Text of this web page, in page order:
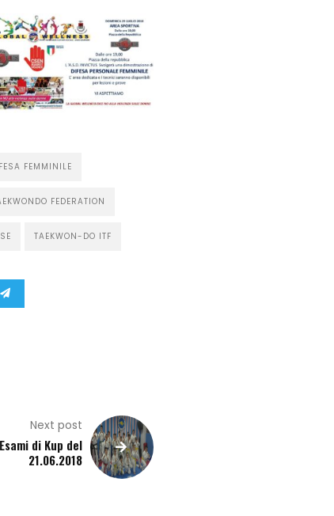
FEMMINILE
FEDERATION
TAEKWON-DO ITF
Next post
Esami di Kup del
21.06.2018